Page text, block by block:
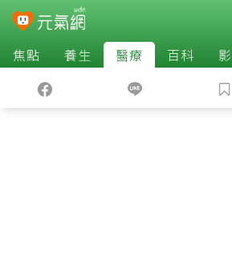
焦點 養生 醫療 百科